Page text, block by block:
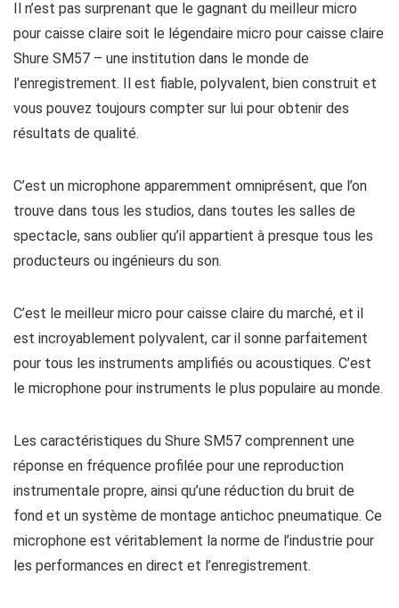
Il n’est pas surprenant que le gagnant du meilleur micro
pour caisse claire soit le légendaire micro pour caisse claire
Shure SM57 – une institution dans le monde de
l’enregistrement. Il est fiable, polyvalent, bien construit et
vous pouvez toujours compter sur lui pour obtenir des
résultats de qualité.
C’est un microphone apparemment omniprésent, que l’on
trouve dans tous les studios, dans toutes les salles de
spectacle, sans oublier qu’il appartient à presque tous les
producteurs ou ingénieurs du son.
C’est le meilleur micro pour caisse claire du marché, et il
est incroyablement polyvalent, car il sonne parfaitement
pour tous les instruments amplifiés ou acoustiques. C’est
le microphone pour instruments le plus populaire au monde.
Les caractéristiques du Shure SM57 comprennent une
réponse en fréquence profilée pour une reproduction
instrumentale propre, ainsi qu’une réduction du bruit de
fond et un système de montage antichoc pneumatique. Ce
microphone est véritablement la norme de l’industrie pour
les performances en direct et l’enregistrement.